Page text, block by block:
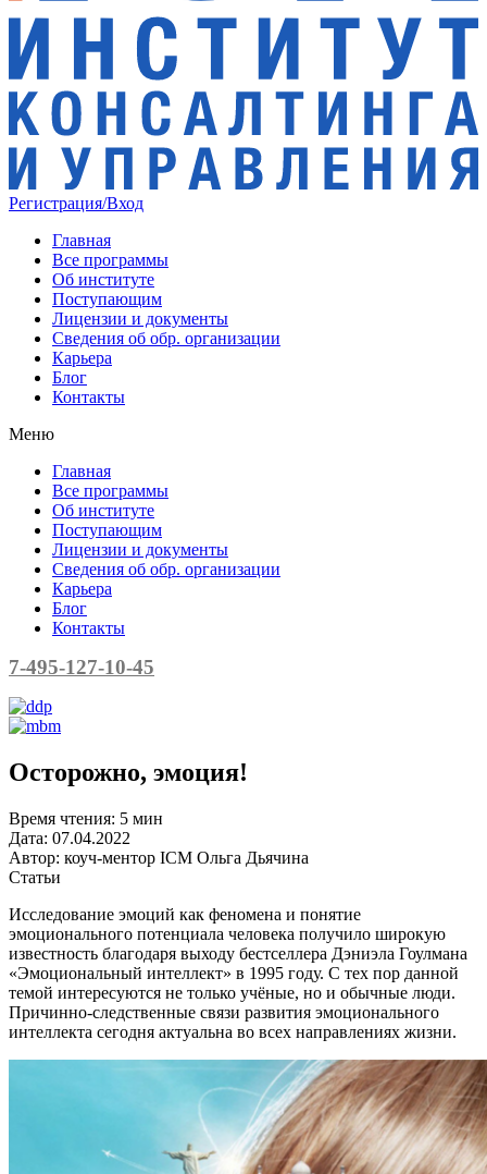
Регистрация/Вход
Главная
Все программы
Об институте
Поступающим
Лицензии и документы
Сведения об обр. организации
Карьера
Блог
Контакты
Меню
Главная
Все программы
Об институте
Поступающим
Лицензии и документы
Сведения об обр. организации
Карьера
Блог
Контакты
7-495-127-10-45
Осторожно, эмоция!
Время чтения: 5 мин
Дата: 07.04.2022
Автор: коуч-ментор ICM Ольга Дьячина
Статьи
Исследование эмоций как феномена и понятие
эмоционального потенциала человека получило широкую
известность благодаря выходу бестселлера Дэниэла Гоулмана
«Эмоциональный интеллект» в 1995 году. С тех пор данной
темой интересуются не только учёные, но и обычные люди.
Причинно-следственные связи развития эмоционального
интеллекта сегодня актуальна во всех направлениях жизни.